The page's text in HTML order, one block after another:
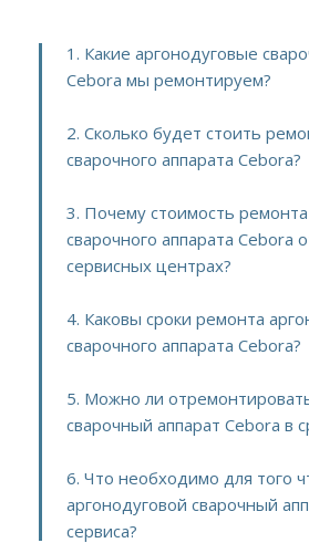
1. Какие аргонодуговые
Cebora мы ремонтируем?
2. Сколько будет стоить
сварочного аппарата Cebora?
3. Почему стоимость ремонта
сварочного аппарата Cebora
сервисных центрах?
4. Каковы сроки ремонта
сварочного аппарата Cebora?
5. Можно ли
сварочный аппарат Cebora в
6. Что необходимо для того
аргонодуговой сварочный
сервиса?